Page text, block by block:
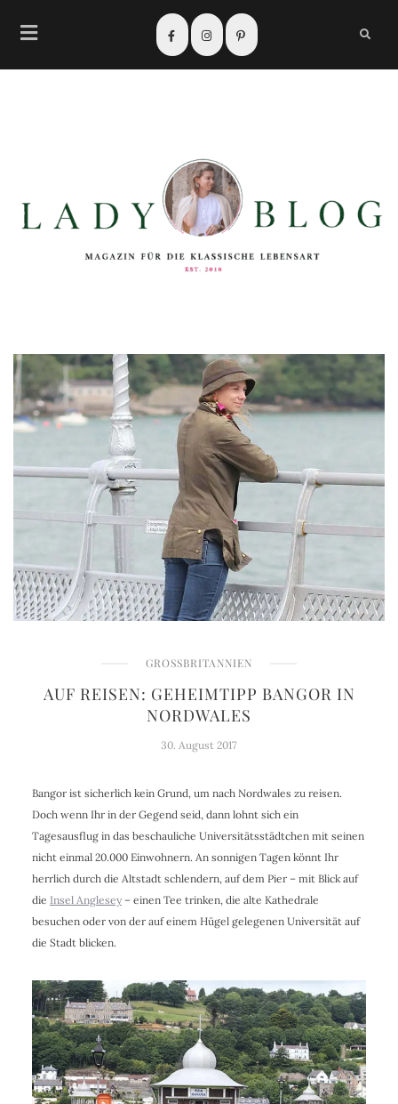
GROSSBRITANNIEN
AUF REISEN: GEHEIMTIPP BANGOR IN
NORDWALES
30. August 2017
Bangor ist sicherlich kein Grund, um nach Nordwales zu reisen.
Doch wenn Ihr in der Gegend seid, dann lohnt sich ein
Tagesausflug in das beschauliche Universitätsstädtchen mit seinen
nicht einmal 20.000 Einwohnern. An sonnigen Tagen könnt Ihr
herrlich durch die Altstadt schlendern, auf dem Pier – mit Blick auf
die Insel Anglesey– einen Tee trinken, die alte Kathedrale
besuchen oder von der auf einem Hügel gelegenen Universität auf
die Stadt blicken.